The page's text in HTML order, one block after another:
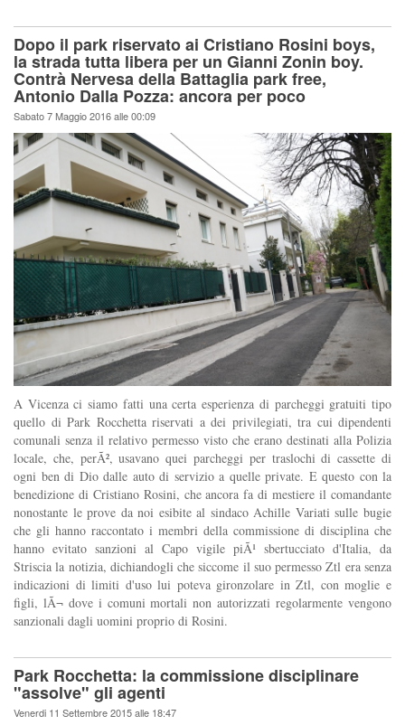
Dopo il park riservato ai Cristiano Rosini boys,
la strada tutta libera per un Gianni Zonin boy.
Contrà Nervesa della Battaglia park free,
Antonio Dalla Pozza: ancora per poco
Sabato 7 Maggio 2016 alle 00:09
A Vicenza ci siamo fatti una certa esperienza di parcheggi gratuiti tipo
quello di Park Rocchetta riservati a dei privilegiati, tra cui dipendenti
comunali senza il relativo permesso visto che erano destinati alla Polizia
locale, che, perÃ², usavano quei parcheggi per traslochi di cassette di
ogni ben di Dio dalle auto di servizio a quelle private. E questo con la
benedizione di Cristiano Rosini, che ancora fa di mestiere il comandante
nonostante le prove da noi esibite al sindaco Achille Variati sulle bugie
che gli hanno raccontato i membri della commissione di disciplina che
hanno evitato sanzioni al Capo vigile piÃ¹ sbertucciato d'Italia, da
Striscia la notizia, dichiandogli che siccome il suo permesso Ztl era senza
indicazioni di limiti d'uso lui poteva gironzolare in Ztl, con moglie e
figli, lÃ¬ dove i comuni mortali non autorizzati regolarmente vengono
sanzionali dagli uomini proprio di Rosini.
Park Rocchetta: la commissione disciplinare
"assolve" gli agenti
Venerdi 11 Settembre 2015 alle 18:47